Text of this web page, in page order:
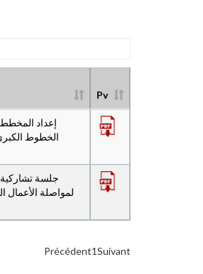
Pv
إعداد
الخطوط
لمواصلة الأعمال
Précédent1Suivant